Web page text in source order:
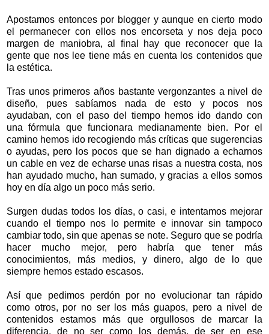
Apostamos entonces por blogger y aunque en cierto modo
el permanecer con ellos nos encorseta y nos deja poco
margen de maniobra, al final hay que reconocer que la
gente que nos lee tiene más en cuenta los contenidos que
la estética.
Tras unos primeros años bastante vergonzantes a nivel de
diseño, pues sabíamos nada de esto y pocos nos
ayudaban, con el paso del tiempo hemos ido dando con
una fórmula que funcionara medianamente bien. Por el
camino hemos ido recogiendo más críticas que sugerencias
o ayudas, pero los pocos que se han dignado a echarnos
un cable en vez de echarse unas risas a nuestra costa, nos
han ayudado mucho, han sumado, y gracias a ellos somos
hoy en día algo un poco más serio.
Surgen dudas todos los días, o casi, e intentamos mejorar
cuando el tiempo nos lo permite e innovar sin tampoco
cambiar todo, sin que apenas se note. Seguro que se podría
hacer mucho mejor, pero habría que tener más
conocimientos, más medios, y dinero, algo de lo que
siempre hemos estado escasos.
Así que pedimos perdón por no evolucionar tan rápido
como otros, por no ser los más guapos, pero a nivel de
contenidos estamos más que orgullosos de marcar la
diferencia, de no ser como los demás, de ser en ese